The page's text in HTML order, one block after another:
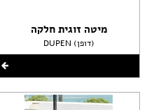
מיטה זוגית חלקה
DUPEN (דופן)